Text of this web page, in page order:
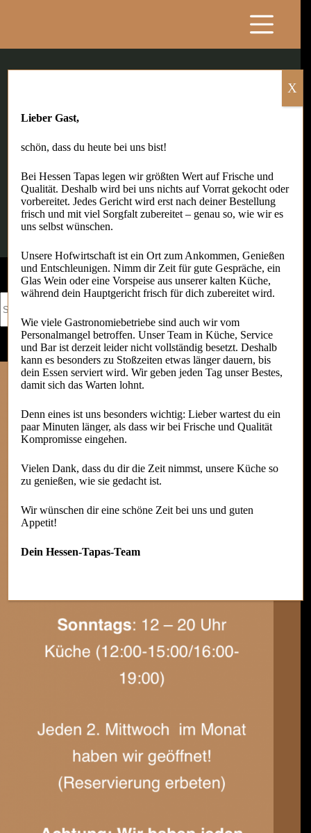
Keine
Ergebnisse
Lieber Gast,
schön, dass du heute bei uns bist!
Bei Hessen Tapas legen wir größten Wert auf Frische und
Qualität. Deshalb wird bei uns nichts auf Vorrat gekocht oder
vorbereitet. Jedes Gericht wird erst nach deiner Bestellung
frisch und mit viel Sorgfalt zubereitet – genau so, wie wir es
uns selbst wünschen.
Unsere Hofwirtschaft ist ein Ort zum Ankommen, Genießen
und Entschleunigen. Nimm dir Zeit für gute Gespräche, ein
Glas Wein oder eine Vorspeise aus unserer kalten Küche,
während dein Hauptgericht frisch für dich zubereitet wird.
Wie viele Gastronomiebetriebe sind auch wir vom
Personalmangel betroffen. Unser Team in Küche, Service
und Bar ist derzeit leider nicht vollständig besetzt. Deshalb
kann es besonders zu Stoßzeiten etwas länger dauern, bis
dein Essen serviert wird. Wir geben jeden Tag unser Bestes,
damit sich das Warten lohnt.
Denn eines ist uns besonders wichtig: Lieber wartest du ein
paar Minuten länger, als dass wir bei Frische und Qualität
Kompromisse eingehen.
Vielen Dank, dass du dir die Zeit nimmst, unsere Küche so
zu genießen, wie sie gedacht ist.
Wir wünschen dir eine schöne Zeit bei uns und guten
Appetit!
Dein Hessen-Tapas-Team
X